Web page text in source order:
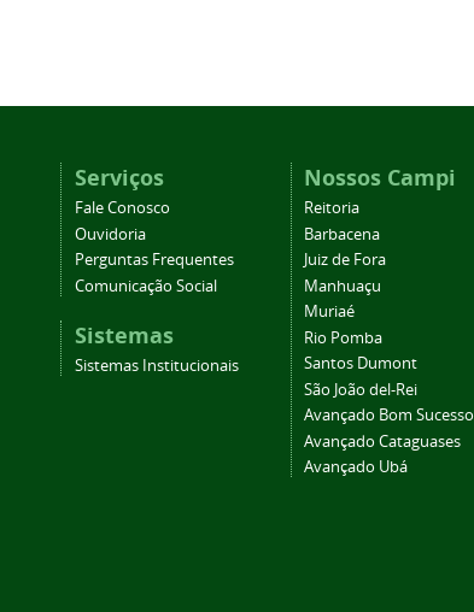
Serviços
Fale Conosco
Ouvidoria
Perguntas Frequentes
Comunicação Social
Sistemas
Sistemas Institucionais
Nossos Campi
Reitoria
Barbacena
Juiz de Fora
Manhuaçu
Muriaé
Rio Pomba
Santos Dumont
São João del-Rei
Avançado Bom Sucesso
Avançado Cataguases
Avançado Ubá